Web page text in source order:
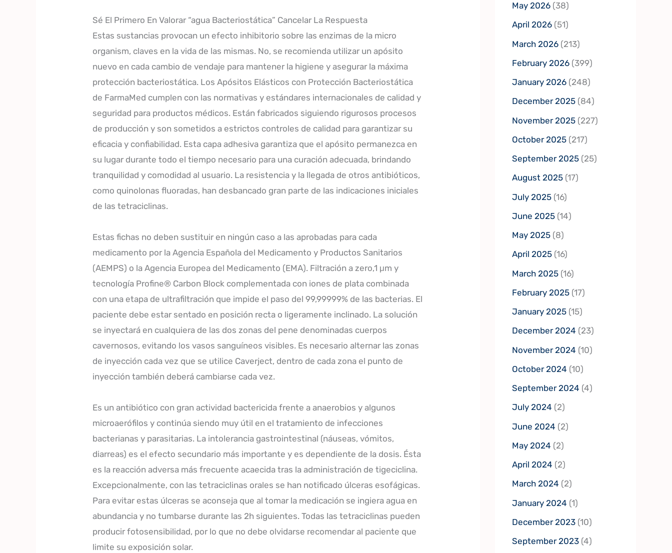
Sé El Primero En Valorar “agua Bacteriostática” Cancelar La Respuesta
Estas sustancias provocan un efecto inhibitorio sobre las enzimas de la micro
organism, claves en la vida de las mismas. No, se recomienda utilizar un apósito
nuevo en cada cambio de vendaje para mantener la higiene y asegurar la máxima
protección bacteriostática. Los Apósitos Elásticos con Protección Bacteriostática
de FarmaMed cumplen con las normativas y estándares internacionales de calidad y
seguridad para productos médicos. Están fabricados siguiendo rigurosos procesos
de producción y son sometidos a estrictos controles de calidad para garantizar su
eficacia y confiabilidad. Esta capa adhesiva garantiza que el apósito permanezca en
su lugar durante todo el tiempo necesario para una curación adecuada, brindando
tranquilidad y comodidad al usuario. La resistencia y la llegada de otros antibióticos,
como quinolonas fluoradas, han desbancado gran parte de las indicaciones iniciales
de las tetraciclinas.
Estas fichas no deben sustituir en ningún caso a las aprobadas para cada
medicamento por la Agencia Española del Medicamento y Productos Sanitarios
(AEMPS) o la Agencia Europea del Medicamento (EMA). Filtración a zero,1 μm y
tecnología Profine® Carbon Block complementada con iones de plata combinada
con una etapa de ultrafiltración que impide el paso del 99,99999% de las bacterias. El
paciente debe estar sentado en posición recta o ligeramente inclinado. La solución
se inyectará en cualquiera de las dos zonas del pene denominadas cuerpos
cavernosos, evitando los vasos sanguíneos visibles. Es necesario alternar las zonas
de inyección cada vez que se utilice Caverject, dentro de cada zona el punto de
inyección también deberá cambiarse cada vez.
Es un antibiótico con gran actividad bactericida frente a anaerobios y algunos
microaerófilos y continúa siendo muy útil en el tratamiento de infecciones
bacterianas y parasitarias. La intolerancia gastrointestinal (náuseas, vómitos,
diarreas) es el efecto secundario más importante y es dependiente de la dosis. Ésta
es la reacción adversa más frecuente acaecida tras la administración de tigeciclina.
Excepcionalmente, con las tetraciclinas orales se han notificado úlceras esofágicas.
Para evitar estas úlceras se aconseja que al tomar la medicación se ingiera agua en
abundancia y no tumbarse durante las 2h siguientes. Todas las tetraciclinas pueden
producir fotosensibilidad, por lo que no debe olvidarse recomendar al paciente que
limite su exposición solar.
May 2026 (38)
April 2026 (51)
March 2026 (213)
February 2026 (399)
January 2026 (248)
December 2025 (84)
November 2025 (227)
October 2025 (217)
September 2025 (25)
August 2025 (17)
July 2025 (16)
June 2025 (14)
May 2025 (8)
April 2025 (16)
March 2025 (16)
February 2025 (17)
January 2025 (15)
December 2024 (23)
November 2024 (10)
October 2024 (10)
September 2024 (4)
July 2024 (2)
June 2024 (2)
May 2024 (2)
April 2024 (2)
March 2024 (2)
January 2024 (1)
December 2023 (10)
September 2023 (4)